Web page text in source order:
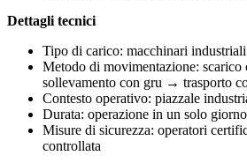
Dettagli tecnici
Tipo di carico: macchinari
Metodo di movimentazione:
sollevamento con gru → trasporto
Contesto operativo: piazzale
Durata: operazione in un solo giorno
Misure di sicurezza: operatori
controllata